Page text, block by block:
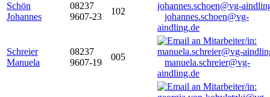
Schön
Johannes
08237
9607-23
102
johannes.schoen@vg-
aindling.de
Schreier
Manuela
08237
9607-19
005
manuela.schreier@vg-
aindling.de